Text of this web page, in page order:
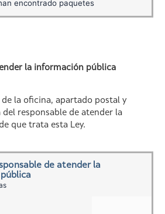
encontrado paquetes
la información pública
la oficina, apartado postal y
responsable de atender la
que trata esta Ley.
de atender la